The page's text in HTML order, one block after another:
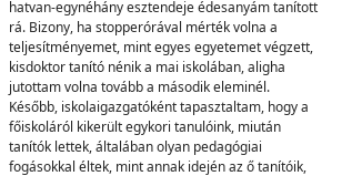
hatvan-egynéhány esztendeje édesanyám tanított
rá. Bizony, ha stopperórával mérték volna a
teljesítményemet, mint egyes egyetemet végzett,
kisdoktor tanító nénik a mai iskolában, aligha
jutottam volna tovább a második eleminél.
Később, iskolaigazgatóként tapasztaltam, hogy a
főiskoláról kikerült egykori tanulóink, miután
tanítók lettek, általában olyan pedagógiai
fogásokkal éltek, mint annak idején az ő tanítóik,